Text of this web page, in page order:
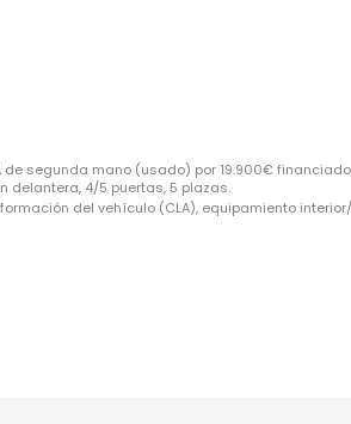
de segunda mano (usado) por 19.900€
delantera, 4/5 puertas, 5 plazas.
del vehículo (CLA), equipamiento